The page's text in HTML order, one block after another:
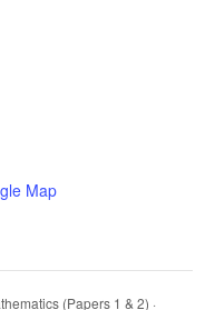
Map
(Papers 1 & 2) ·